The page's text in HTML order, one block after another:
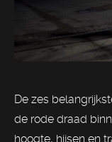
De zes
de rode draad
hoogte, hijsen en